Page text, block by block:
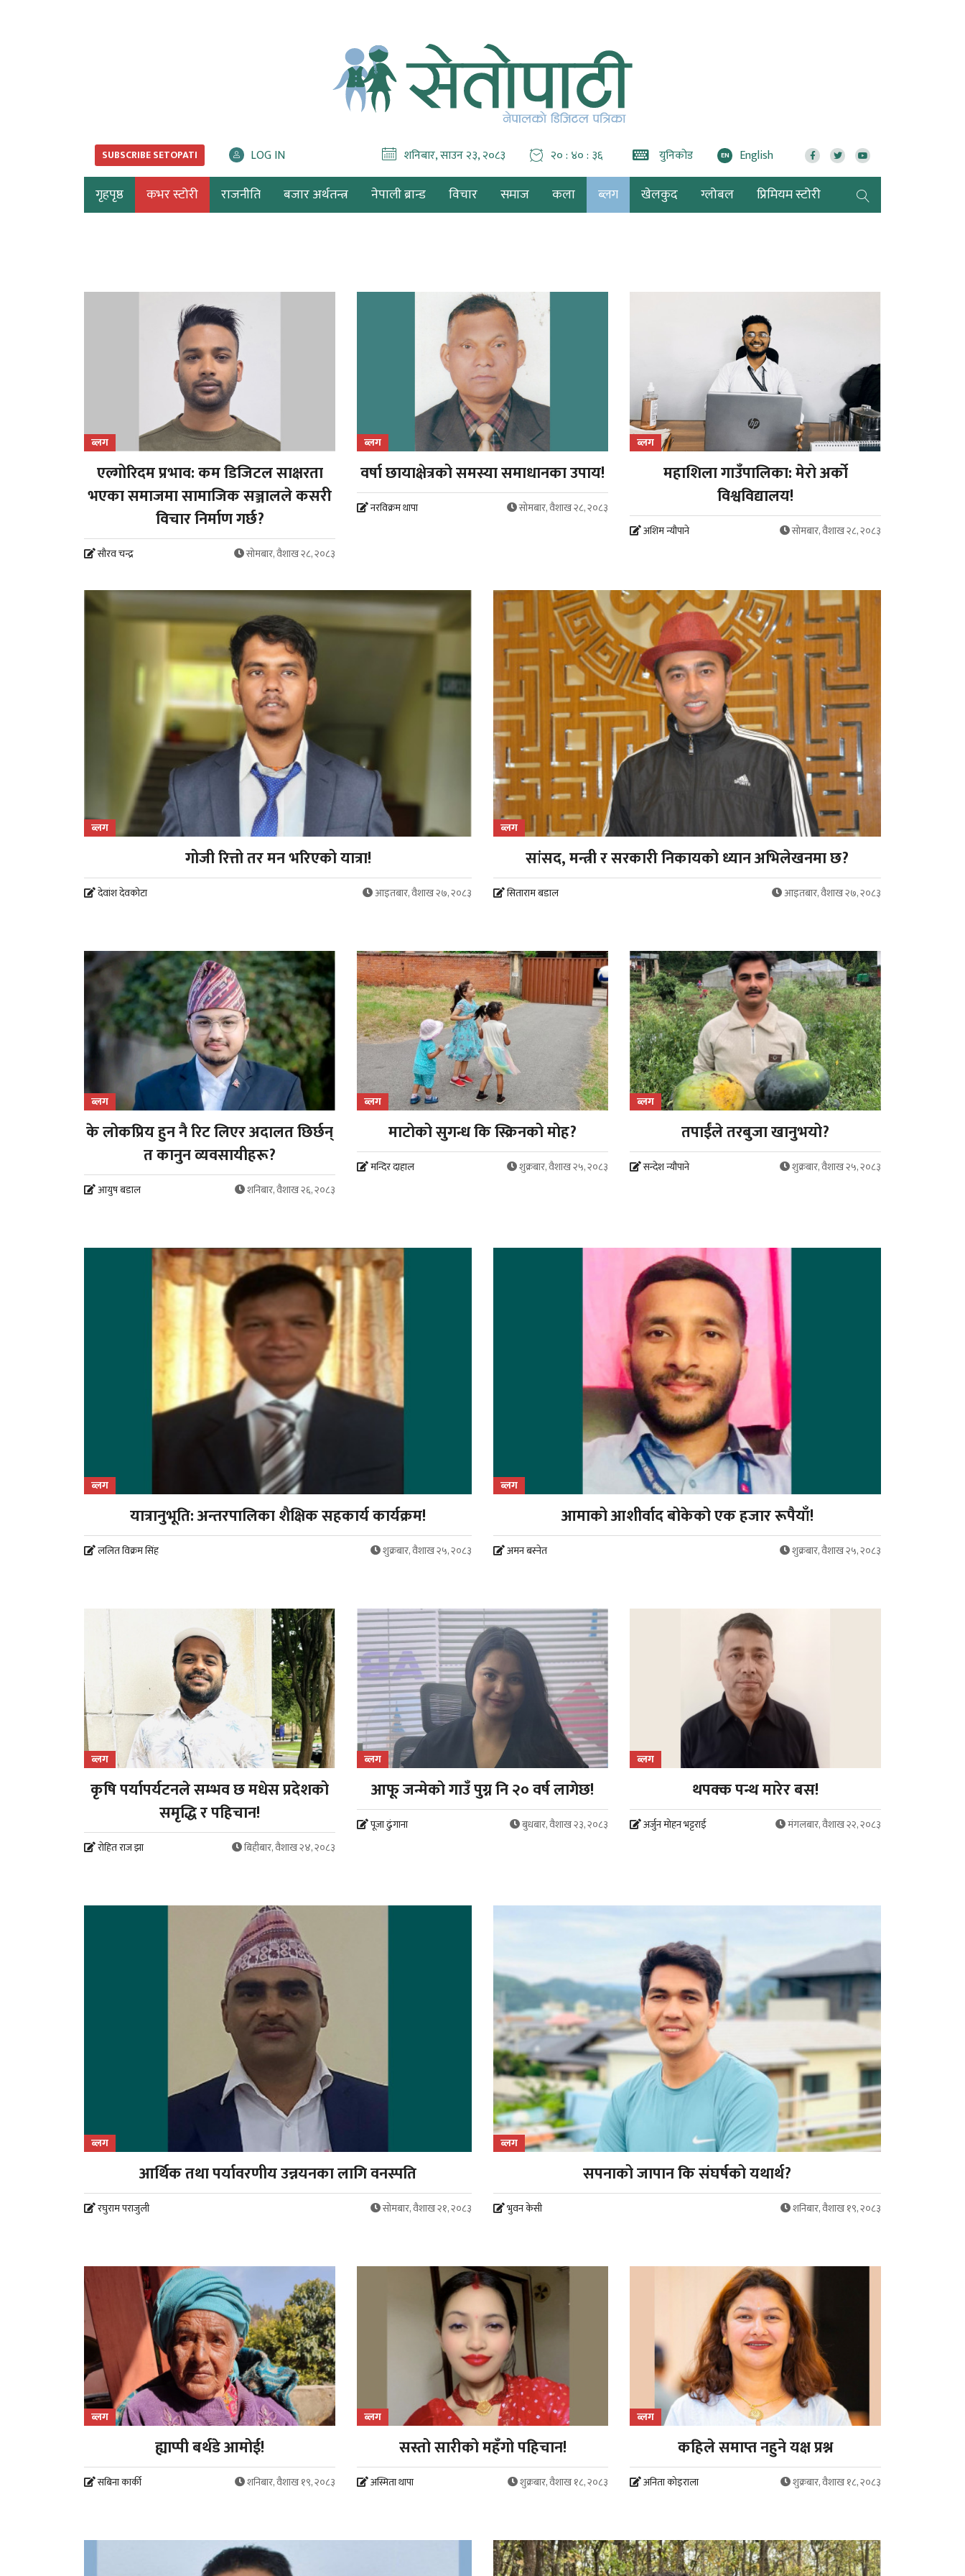
SUBSCRIBE SETOPATI LOG IN शनिबार, साउन २३, २०८३ २० : ४० : ३९ युनिकोड EN English
गृहपृष्ठ कभर स्टोरी राजनीति बजार अर्थतन्त्र नेपाली ब्रान्ड विचार समाज कला ब्लग खेलकुद ग्लोबल प्रिमियम स्टोरी
ब्लग
एल्गोरिदम प्रभाव: कम डिजिटल साक्षरता
भएका समाजमा सामाजिक सञ्जालले कसरी
विचार निर्माण गर्छ?
सौरव चन्द्र सोमबार, वैशाख २८, २०८३
ब्लग
वर्षा छायाक्षेत्रको समस्या समाधानका उपाय!
नरविक्रम थापा सोमबार, वैशाख २८, २०८३
ब्लग
महाशिला गाउँपालिका: मेरो अर्को
विश्वविद्यालय!
अशिम न्यौपाने सोमबार, वैशाख २८, २०८३
ब्लग
गोजी रित्तो तर मन भरिएको यात्रा!
देवांश देवकोटा आइतबार, वैशाख २७, २०८३
ब्लग
सांसद, मन्त्री र सरकारी निकायको ध्यान अभिलेखनमा छ?
सिताराम बडाल आइतबार, वैशाख २७, २०८३
ब्लग
के लोकप्रिय हुन नै रिट लिएर अदालत छिर्छन्
त कानुन व्यवसायीहरू?
आयुष बडाल शनिबार, वैशाख २६, २०८३
ब्लग
माटोको सुगन्ध कि स्क्रिनको मोह?
मन्दिर दाहाल शुक्रबार, वैशाख २५, २०८३
ब्लग
तपाईंले तरबुजा खानुभयो?
सन्देश न्यौपाने शुक्रबार, वैशाख २५, २०८३
ब्लग
यात्रानुभूति: अन्तरपालिका शैक्षिक सहकार्य कार्यक्रम!
ललित विक्रम सिंह शुक्रबार, वैशाख २५, २०८३
ब्लग
आमाको आशीर्वाद बोकेको एक हजार रूपैयाँ!
अमन बस्नेत शुक्रबार, वैशाख २५, २०८३
ब्लग
कृषि पर्यापर्यटनले सम्भव छ मधेस प्रदेशको
समृद्धि र पहिचान!
रोहित राज झा बिहीबार, वैशाख २४, २०८३
ब्लग
आफू जन्मेको गाउँ पुग्न नि २० वर्ष लागेछ!
पूजा ढुंगाना बुधबार, वैशाख २३, २०८३
ब्लग
थपक्क पन्थ मारेर बस!
अर्जुन मोहन भट्टराई मंगलबार, वैशाख २२, २०८३
ब्लग
आर्थिक तथा पर्यावरणीय उन्नयनका लागि वनस्पति
रघुराम पराजुली सोमबार, वैशाख २१, २०८३
ब्लग
सपनाको जापान कि संघर्षको यथार्थ?
भुवन केसी शनिबार, वैशाख १९, २०८३
ब्लग
ह्याप्पी बर्थडे आमोई!
सबिना कार्की शनिबार, वैशाख १९, २०८३
ब्लग
सस्तो सारीको महँगो पहिचान!
अस्मिता थापा शुक्रबार, वैशाख १८, २०८३
ब्लग
कहिले समाप्त नहुने यक्ष प्रश्न
अनिता कोइराला शुक्रबार, वैशाख १८, २०८३